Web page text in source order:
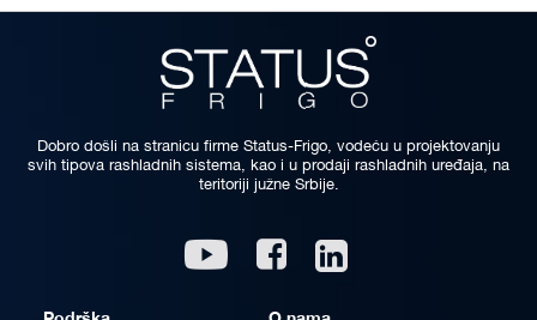
Dobro došli na stranicu firme Status-Frigo, vodeću u projektovanju
svih tipova rashladnih sistema, kao i u prodaji rashladnih uređaja, na
teritoriji južne Srbije.
Youtube Facebook